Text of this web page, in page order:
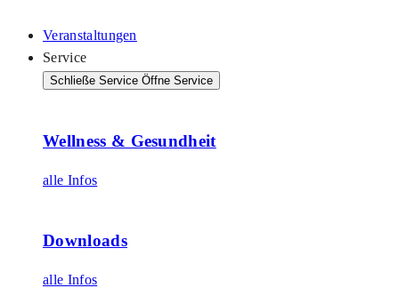
Veranstaltungen
Service
Schließe Service Öffne Service
Wellness & Gesundheit
alle Infos
Downloads
alle Infos